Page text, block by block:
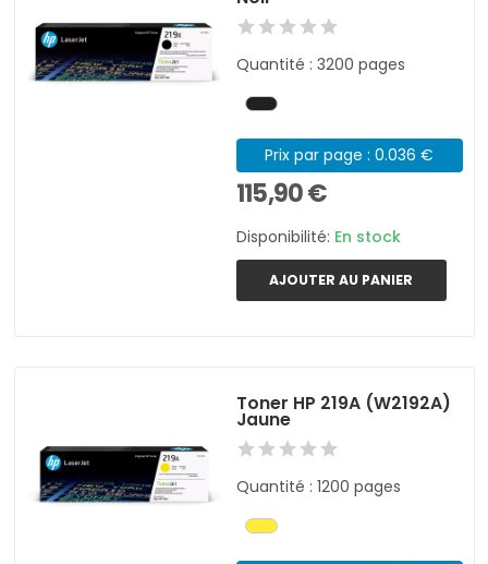
Quantité : 3200 pages
Prix par page : 0.036 €
115,90 €
Disponibilité: En stock
AJOUTER AU PANIER
Toner HP 219A (W2192A)
Jaune
Quantité : 1200 pages